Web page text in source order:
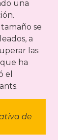
una
se
a
las
ha
el
de